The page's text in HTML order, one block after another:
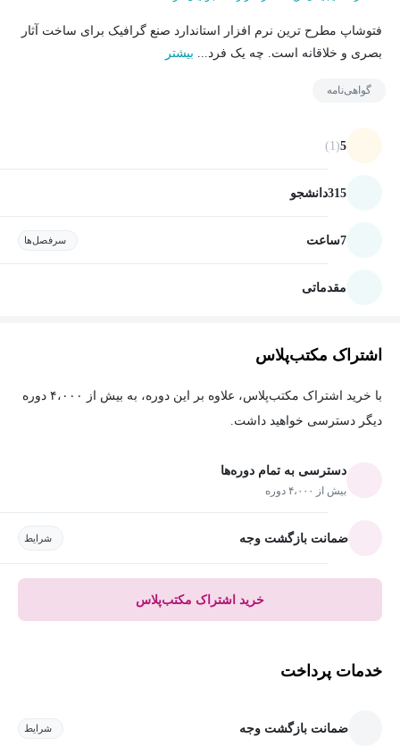
فتوشاپ مطرح ترین نرم افزار استاندارد صنع گرافیک برای ساخت آثار
بصری و خلاقانه است. چه یک فرد... بیشتر
گواهی‌نامه
5
(1)
315دانشجو
7ساعت سرفصل‌ها
مقدماتی
اشتراک مکتب‌پلاس
با خرید اشتراک مکتب‌پلاس، علاوه بر این دوره، به بیش از ۴،۰۰۰ دوره
دیگر دسترسی خواهید داشت.
دسترسی به تمام دوره‌ها
بیش از ۴،۰۰۰ دوره
ضمانت بازگشت وجه شرایط
خرید اشتراک مکتب‌پلاس
خدمات پرداخت
ضمانت بازگشت وجه شرایط